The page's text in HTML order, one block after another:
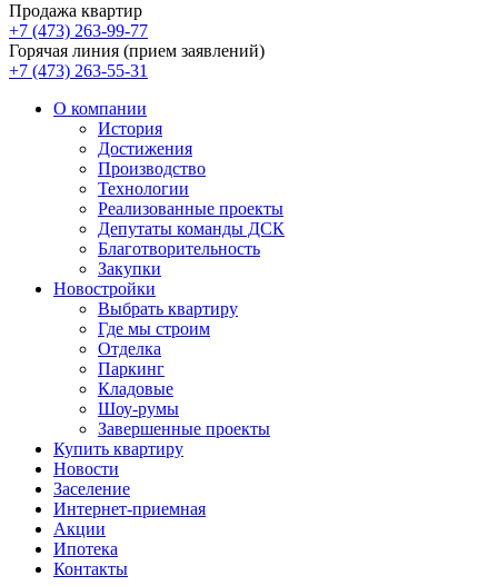
Продажа квартир
+7 (473) 263-99-77
Горячая линия (прием заявлений)
+7 (473) 263-55-31
О компании
История
Достижения
Производство
Технологии
Реализованные проекты
Депутаты команды ДСК
Благотворительность
Закупки
Новостройки
Выбрать квартиру
Где мы строим
Отделка
Паркинг
Кладовые
Шоу-румы
Завершенные проекты
Купить квартиру
Новости
Заселение
Интернет-приемная
Акции
Ипотека
Контакты